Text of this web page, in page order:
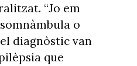
“Jo em
o
diagnòstic van
que